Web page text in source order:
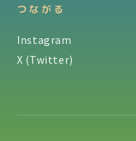
つながる
Instagram
X (Twitter)